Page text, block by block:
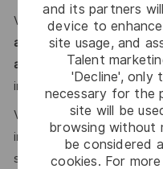
and its partners
device to
site usage, and
Talent
'Decline', only
necessary for the
site will be
browsing without
be considered
cookies. For
Vous faites preuve d’
argumenter vos
avancées et nouveaux
inventer de nouvelles
Vous souhaiteztravailler
international et participer
saura
faire grandir votre